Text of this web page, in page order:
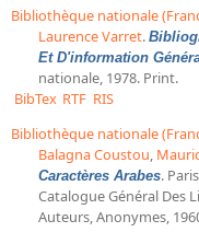
Bibliothèque nationale
Laurence Varret.
Et D'information
nationale, 1978. Print.
BibTex RTF RIS
Bibliothèque nationale
Balagna Coustou
Caractères Arabes.
Catalogue Général Des
Auteurs, Anonymes,